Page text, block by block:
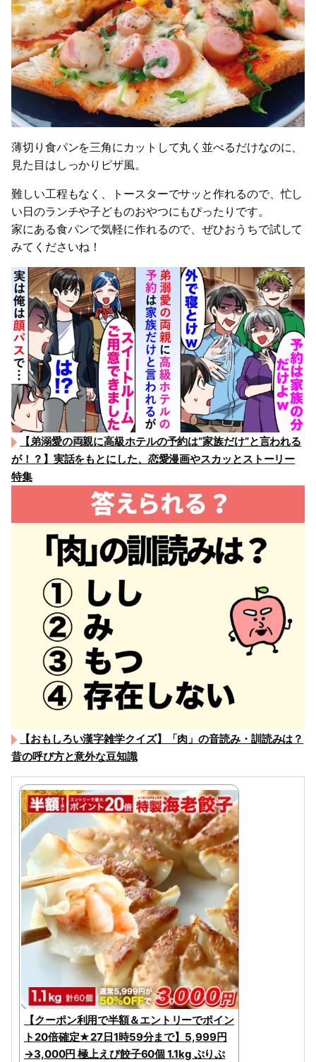
薄切り食パンを三角にカットして丸く並べるだけなのに、
見た目はしっかりピザ風。
難しい工程もなく、トースターでサッと作れるので、忙し
い日のランチや子どものおやつにもぴったりです。
家にある食パンで気軽に作れるので、ぜひおうちで試して
みてくださいね！
【弟溺愛の両親に高級ホテルの予約は“家族だけ”と言われる
が！？】実話をもとにした、恋愛漫画やスカッとストーリー
特集
【おもしろい漢字雑学クイズ】「肉」の音読み・訓読みは？
昔の呼び方と意外な豆知識
【クーポン利用で半額＆エントリーでポイン
ト20倍確定★27日1時59分まで】5,999円
→3,000円 極上えび餃子60個 1.1kg ぷりぷ